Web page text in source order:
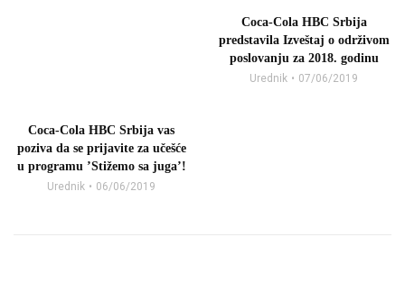
Coca-Cola HBC Srbija
predstavila Izveštaj o održivom
poslovanju za 2018. godinu
Urednik 07/06/2019
Coca-Cola HBC Srbija vas
poziva da se prijavite za učešće
u programu ’Stižemo sa juga’!
Urednik 06/06/2019